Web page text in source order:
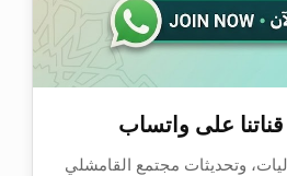
على واتساب
وتحديثات مجتمع القامشلي